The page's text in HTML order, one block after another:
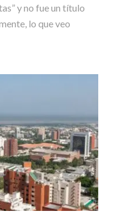
y no fue un título
lo que veo